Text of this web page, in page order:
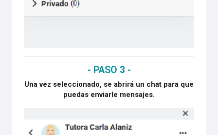
- PASO 3 -
Una vez seleccionado, se abrirá un chat para que
puedas enviarle mensajes.